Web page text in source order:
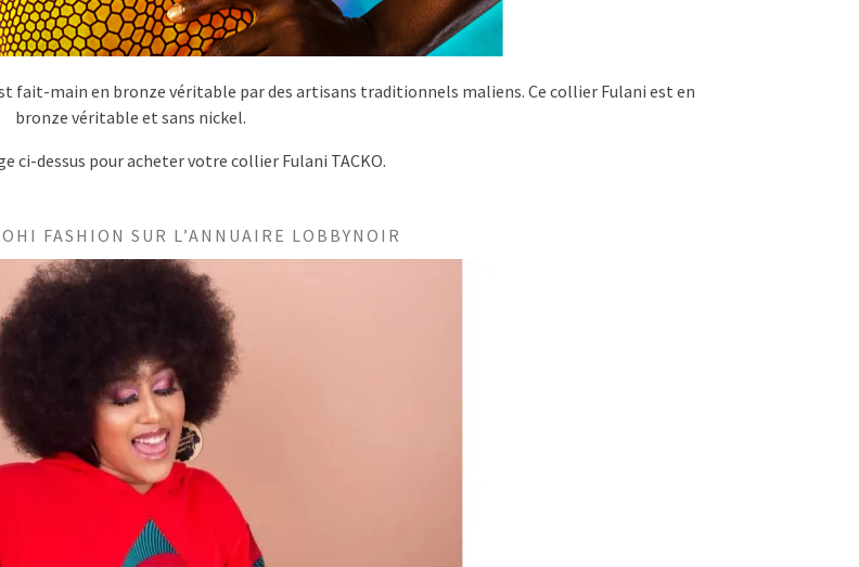
fait-main en bronze véritable par des artisans traditionnels maliens. Ce collier Fulani est en
bronze véritable et sans nickel.
ci-dessus pour acheter votre collier Fulani TACKO.
FASHION SUR L’ANNUAIRE LOBBYNOIR